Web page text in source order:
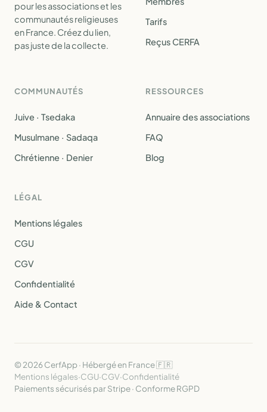
pour les associations et les
communautés religieuses
en France. Créez du lien,
pas juste de la collecte.
Tarifs
Reçus CERFA
COMMUNAUTÉS
Juive · Tsedaka
Musulmane · Sadaqa
Chrétienne · Denier
RESSOURCES
Annuaire des associations
FAQ
Blog
LÉGAL
Mentions légales
CGU
CGV
Confidentialité
Aide & Contact
© 2026 CerfApp · Hébergé en France 🇫🇷
Mentions légales·CGU·CGV·Confidentialité
Paiements sécurisés par Stripe · Conforme RGPD